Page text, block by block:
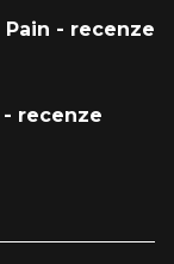
Pain - recenze
- recenze